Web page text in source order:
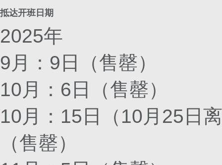
抵达开班日期
2025年
9月：9日（售罄）
10月：6日（售罄）
10月：15日（10月25日
（售罄）